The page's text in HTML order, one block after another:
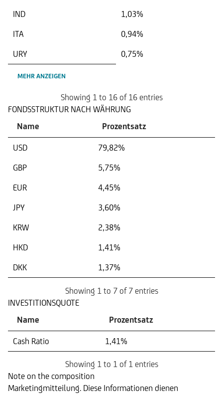
IND
1,03%
ITA
0,94%
URY
0,75%
MEHR ANZEIGEN
Showing 1 to 16 of 16 entries
FONDSSTRUKTUR NACH WÄHRUNG
Name
Prozentsatz
USD
79,82%
GBP
5,75%
EUR
4,45%
JPY
3,60%
KRW
2,38%
HKD
1,41%
DKK
1,37%
Showing 1 to 7 of 7 entries
INVESTITIONSQUOTE
Name
Prozentsatz
Cash Ratio 1,41%
Showing 1 to 1 of 1 entries
Note on the composition
Marketingmitteilung. Diese Informationen dienen